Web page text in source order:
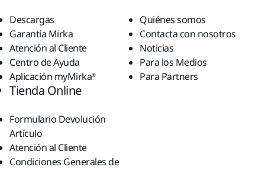
Descargas
Garantía Mirka
Atención al Cliente
Centro de Ayuda
Aplicación myMirka®
Quiénes somos
Contacta con nosotros
Noticias
Para los Medios
Para Partners
Tienda Online
Formulario Devolución
Artículo
Atención al Cliente
Condiciones Generales de